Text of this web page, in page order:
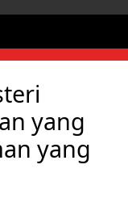
yang
yang